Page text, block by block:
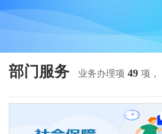
部门服务 业务办理项 49 项，